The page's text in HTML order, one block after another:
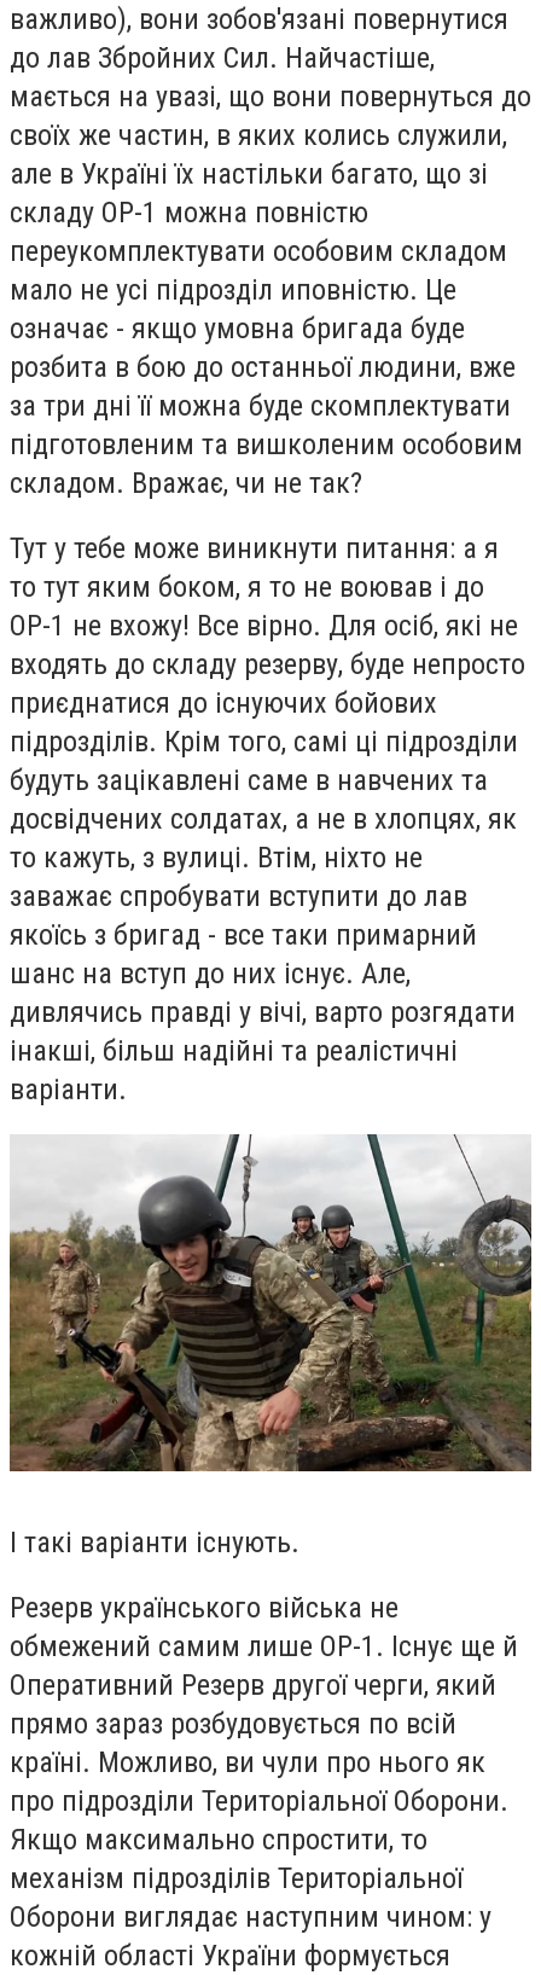
важливо), вони зобов'язані повернутися
до лав Збройних Сил. Найчастіше,
мається на увазі, що вони повернуться до
своїх же частин, в яких колись служили,
але в Україні їх настільки багато, що зі
складу ОР-1 можна повністю
переукомплектувати особовим складом
мало не усі підрозділ иповністю. Це
означає - якщо умовна бригада буде
розбита в бою до останньої людини, вже
за три дні її можна буде скомплектувати
підготовленим та вишколеним особовим
складом. Вражає, чи не так?
Тут у тебе може виникнути питання: а я
то тут яким боком, я то не воював і до
ОР-1 не вхожу! Все вірно. Для осіб, які не
входять до складу резерву, буде непросто
приєднатися до існуючих бойових
підрозділів. Крім того, самі ці підрозділи
будуть зацікавлені саме в навчених та
досвідчених солдатах, а не в хлопцях, як
то кажуть, з вулиці. Втім, ніхто не
заважає спробувати вступити до лав
якоїсь з бригад - все таки примарний
шанс на вступ до них існує. Але,
дивлячись правді у вічі, варто розгядати
інакші, більш надійні та реалістичні
варіанти.
І такі варіанти існують.
Резерв українського війська не
обмежений самим лише ОР-1. Існує ще й
Оперативний Резерв другої черги, який
прямо зараз розбудовується по всій
країні. Можливо, ви чули про нього як
про підрозділи Територіальної Оборони.
Якщо максимально спростити, то
механізм підрозділів Територіальної
Оборони виглядає наступним чином: у
кожній області України формується